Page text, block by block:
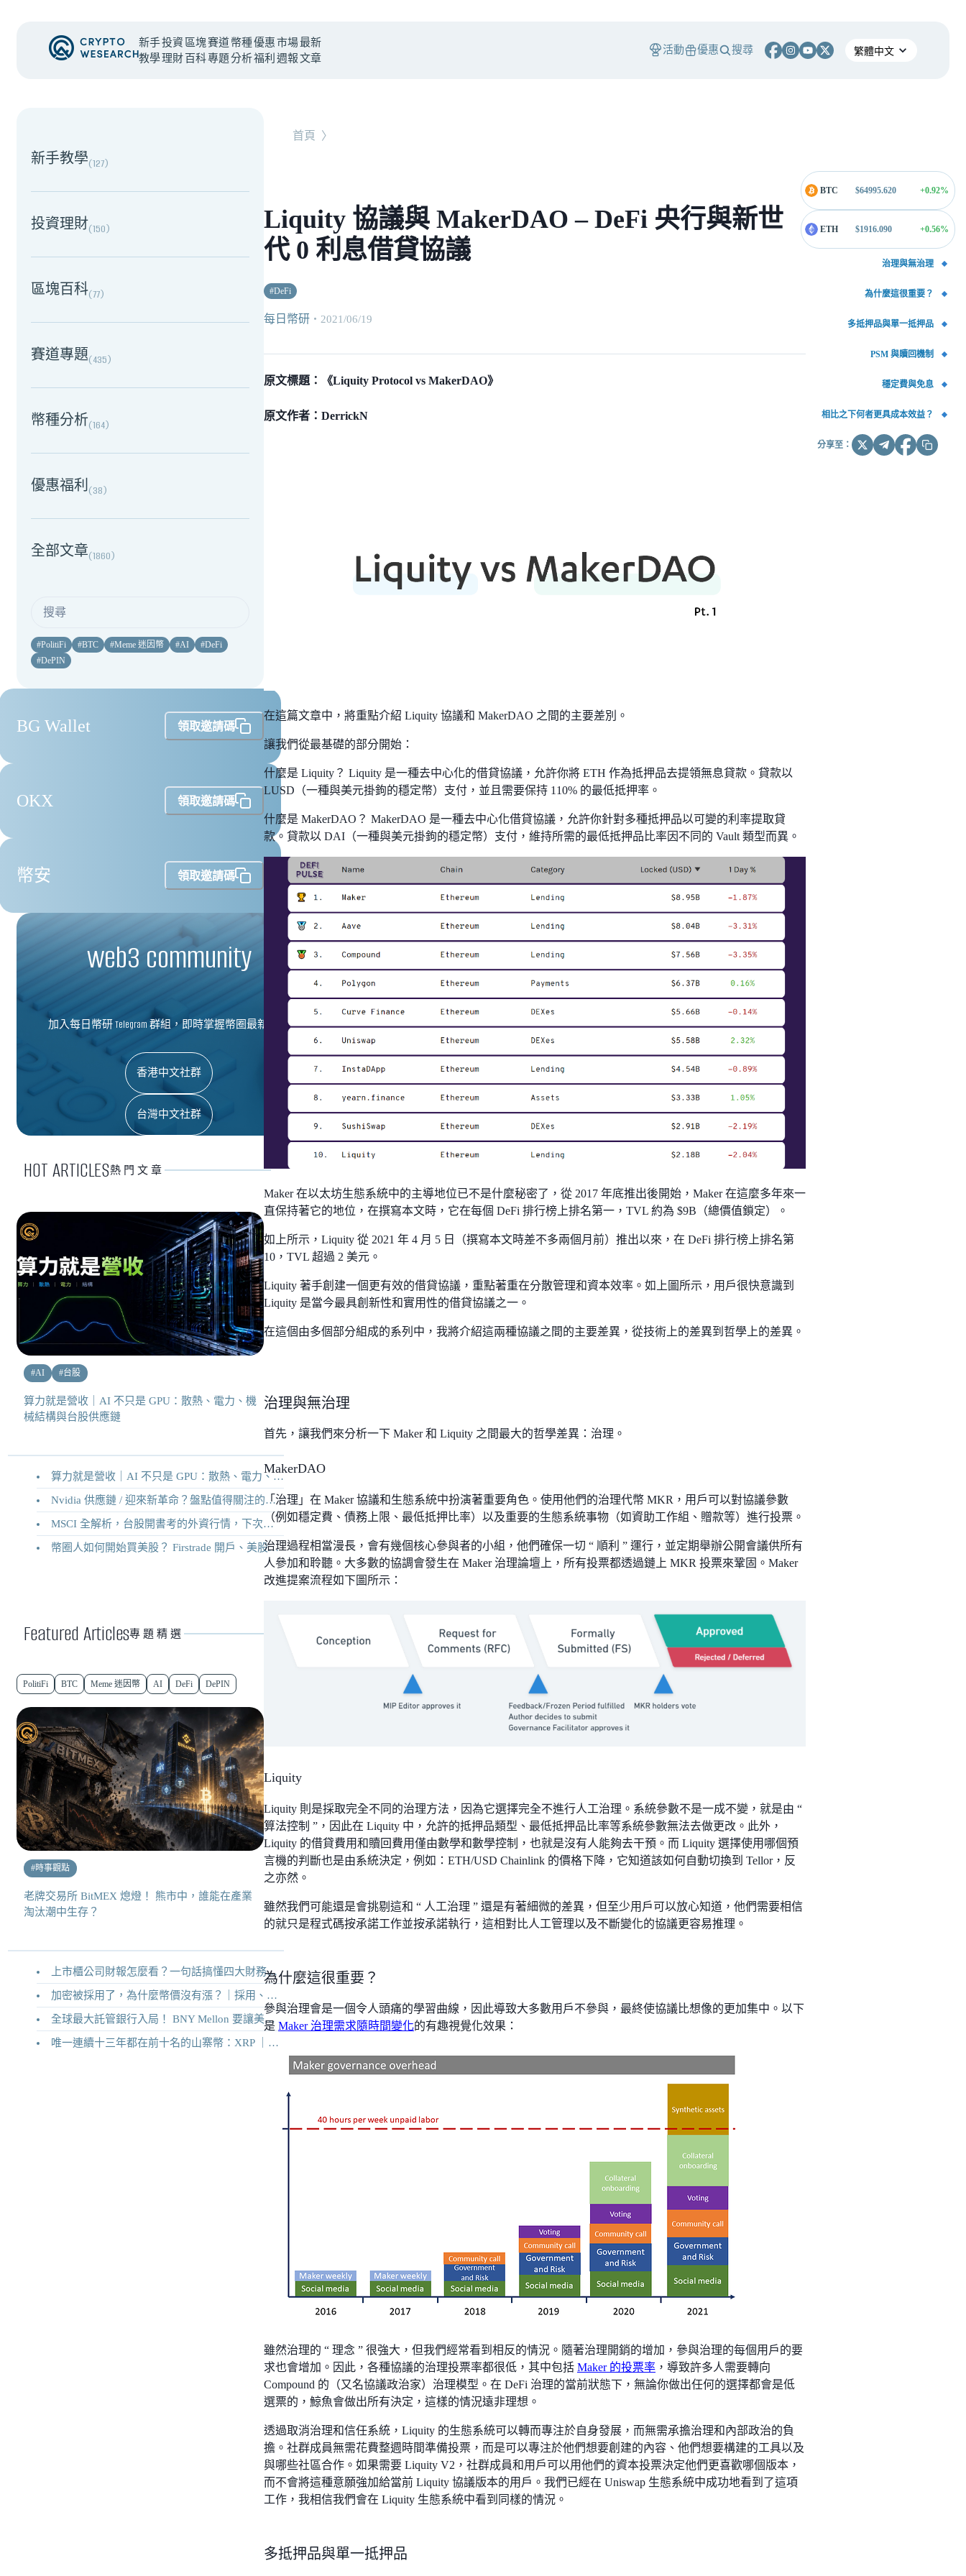
新手
教學
投資
理財
區塊
百科
賽道
專題
幣種
分析
優惠
福利
市場
週報
最新
文章
活動 優惠 搜尋
NEW EVENT
新手教學(127)
投資理財(150)
區塊百科(77)
賽道專題(435)
幣種分析(164)
優惠福利(38)
全部文章(1860)
#PolitiFi #BTC #Meme 迷因幣 #AI #DeFi
#DePIN
BG Wallet 領取邀請碼
OKX 領取邀請碼
幣安 領取邀請碼
web3 community
加入每日幣研 Telegram 群組，即時掌握幣圈最新資訊
香港中文社群
台灣中文社群
HOT ARTICLES熱門文章
#AI #台股
算力就是營收｜AI 不只是 GPU：散熱、電力、機
械結構與台股供應鏈
算力就是營收｜AI 不只是 GPU：散熱、電力、機械結構與台股供應鏈
Nvidia 供應鏈 / 迎來新革命？盤點值得關注的二十家供應鏈企業
MSCI 全解析，台股開書考的外資行情，下次調整你準備好了嗎？
幣圈人如何開始買美股？ Firstrade 開戶、美股交易機制完整教學
Featured Articles專題精選
PolitiFi BTC Meme 迷因幣 AI DeFi DePIN
#時事觀點
老牌交易所 BitMEX 熄燈！ 熊市中，誰能在產業
淘汰潮中生存？
上市櫃公司財報怎麼看？一句話搞懂四大財務報表
加密被採用了，為什麼幣價沒有漲？｜採用、收入與代幣價值捕獲
全球最大託管銀行入局！ BNY Mellon 要讓美債交易 24/7 不打烊
唯一連續十三年都在前十名的山寨幣：XRP ｜Ripple 2026 介紹
首頁 〉
Liquity 協議與 MakerDAO – DeFi 央行與新世
代 0 利息借貸協議
#DeFi
每日幣研 ・ 2021/06/19
原文標題：《Liquity Protocol vs MakerDAO》
原文作者：DerrickN
在這篇文章中，將重點介紹 Liquity 協議和 MakerDAO 之間的主要差別。
讓我們從最基礎的部分開始：
什麼是 Liquity？ Liquity 是一種去中心化的借貸協議，允許你將 ETH 作為抵押品去提領無息貸款。貸款以
LUSD（一種與美元掛鉤的穩定幣）支付，並且需要保持 110% 的最低抵押率。
什麼是 MakerDAO？ MakerDAO 是一種去中心化借貸協議，允許你針對多種抵押品以可變的利率提取貸
款。貸款以 DAI（一種與美元掛鉤的穩定幣）支付，維持所需的最低抵押品比率因不同的 Vault 類型而異。
Maker 在以太坊生態系統中的主導地位已不是什麼秘密了，從 2017 年底推出後開始，Maker 在這麼多年來一
直保持著它的地位，在撰寫本文時，它在每個 DeFi 排行榜上排名第一，TVL 約為 $9B（總價值鎖定）。
如上所示，Liquity 從 2021 年 4 月 5 日（撰寫本文時差不多兩個月前）推出以來，在 DeFi 排行榜上排名第
10，TVL 超過 2 美元。
Liquity 著手創建一個更有效的借貸協議，重點著重在分散管理和資本效率。如上圖所示，用戶很快意識到
Liquity 是當今最具創新性和實用性的借貸協議之一。
在這個由多個部分組成的系列中，我將介紹這兩種協議之間的主要差異，從技術上的差異到哲學上的差異。
治理與無治理
首先，讓我們來分析一下 Maker 和 Liquity 之間最大的哲學差異：治理。
MakerDAO
「治理」在 Maker 協議和生態系統中扮演著重要角色。使用他們的治理代幣 MKR，用戶可以對協議參數
（例如穩定費、債務上限、最低抵押比率）以及重要的生態系統事物（如資助工作組、贈款等）進行投票。
治理過程相當漫長，會有幾個核心參與者的小組，他們確保一切 “ 順利 ” 運行，並定期舉辦公開會議供所有
人參加和聆聽。大多數的協調會發生在 Maker 治理論壇上，所有投票都透過鏈上 MKR 投票來鞏固。Maker
改進提案流程如下圖所示：
Liquity
Liquity 則是採取完全不同的治理方法，因為它選擇完全不進行人工治理。系統參數不是一成不變，就是由 “
算法控制 ”，因此在 Liquity 中，允許的抵押品類型、最低抵押品比率等系統參數無法去做更改。此外，
Liquity 的借貸費用和贖回費用僅由數學和數學控制，也就是沒有人能夠去干預。而 Liquity 選擇使用哪個預
言機的判斷也是由系統決定，例如：ETH/USD Chainlink 的價格下降，它知道該如何自動切換到 Tellor，反
之亦然。
雖然我們可能還是會挑剔這和 “ 人工治理 ” 還是有著細微的差異，但至少用戶可以放心知道，他們需要相信
的就只是程式碼按承諾工作並按承諾執行，這相對比人工管理以及不斷變化的協議更容易推理。
為什麼這很重要？
參與治理會是一個令人頭痛的學習曲線，因此導致大多數用戶不參與，最終使協議比想像的更加集中。以下
是 Maker 治理需求隨時間變化的有趣視覺化效果：
雖然治理的 “ 理念 ” 很強大，但我們經常看到相反的情況。隨著治理開銷的增加，參與治理的每個用戶的要
求也會增加。因此，各種協議的治理投票率都很低，其中包括 Maker 的投票率 ，導致許多人需要轉向
Compound 的（又名協議政治家）治理模型。在 DeFi 治理的當前狀態下，無論你做出任何的選擇都會是低
選票的，鯨魚會做出所有決定，這樣的情況遠非理想。
透過取消治理和信任系統，Liquity 的生態系統可以轉而專注於自身發展，而無需承擔治理和內部政治的負
擔。社群成員無需花費整週時間準備投票，而是可以專注於他們想要創建的內容、他們想要構建的工具以及
與哪些社區合作。如果需要 Liquity V2，社群成員和用戶可以用他們的資本投票決定他們更喜歡哪個版本，
而不會將這種意願強加給當前 Liquity 協議版本的用戶。我們已經在 Uniswap 生態系統中成功地看到了這項
工作，我相信我們會在 Liquity 生態系統中看到同樣的情況。
多抵押品與單一抵押品
BTC $64995.620 +0.92%
ETH $1916.090 +0.56%
治理與無治理
為什麼這很重要？
多抵押品與單一抵押品
PSM 與贖回機制
穩定費與免息
相比之下何者更具成本效益？
分享至：